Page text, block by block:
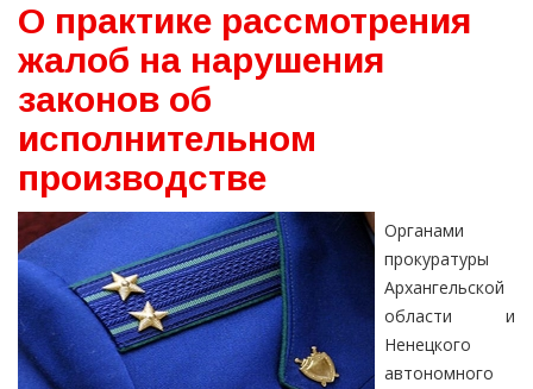
О практике рассмотрения
жалоб на нарушения
законов об
исполнительном
производстве
Органами
прокуратуры
Архангельской
области и
Ненецкого
автономного